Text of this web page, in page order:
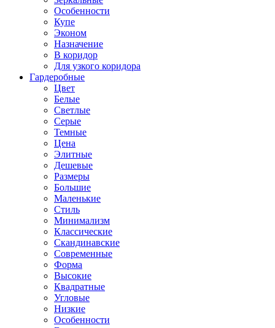
Особенности
Купе
Эконом
Назначение
В коридор
Для узкого коридора
Гардеробные
Цвет
Белые
Светлые
Серые
Темные
Цена
Элитные
Дешевые
Размеры
Большие
Маленькие
Стиль
Минимализм
Классические
Скандинавские
Современные
Форма
Высокие
Квадратные
Угловые
Низкие
Особенности